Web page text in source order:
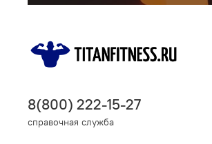
8(800) 222-15-27
справочная служба